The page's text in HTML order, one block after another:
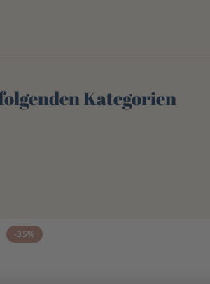
Kategorien
-35%